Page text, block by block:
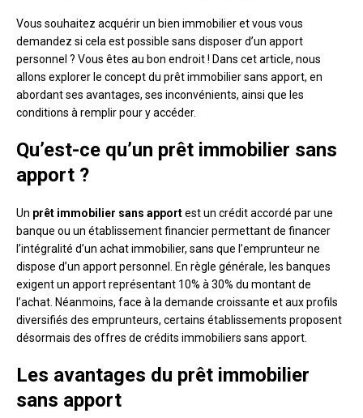
Vous souhaitez acquérir un bien immobilier et vous vous
demandez si cela est possible sans disposer d’un apport
personnel ? Vous êtes au bon endroit ! Dans cet article, nous
allons explorer le concept du prêt immobilier sans apport, en
abordant ses avantages, ses inconvénients, ainsi que les
conditions à remplir pour y accéder.
Qu’est-ce qu’un prêt immobilier sans
apport ?
Un prêt immobilier sans apportest un crédit accordé par une
banque ou un établissement financier permettant de financer
l’intégralité d’un achat immobilier, sans que l’emprunteur ne
dispose d’un apport personnel. En règle générale, les banques
exigent un apport représentant 10% à 30% du montant de
l’achat. Néanmoins, face à la demande croissante et aux profils
diversifiés des emprunteurs, certains établissements proposent
désormais des offres de crédits immobiliers sans apport.
Les avantages du prêt immobilier
sans apport